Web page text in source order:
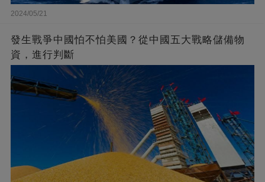
2024/05/21
發生戰爭中國怕不怕美國？從中國五大戰略儲備物
資，進行判斷